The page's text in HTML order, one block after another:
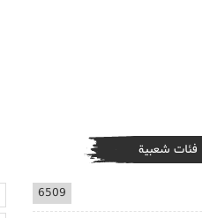
فئات شعبية
6509